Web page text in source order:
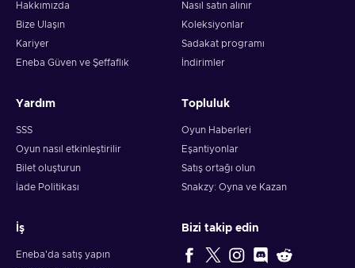
Hakkımızda
Bize Ulaşın
Kariyer
Eneba Güven ve Şeffaflık
Nasıl satın alınır
Koleksiyonlar
Sadakat programı
İndirimler
Yardım
SSS
Oyun nasıl etkinleştirilir
Bilet oluşturun
İade Politikası
Topluluk
Oyun Haberleri
Eşantiyonlar
Satış ortağı olun
Snakzy: Oyna ve Kazan
İş
Eneba'da satış yapın
Bizi takip edin